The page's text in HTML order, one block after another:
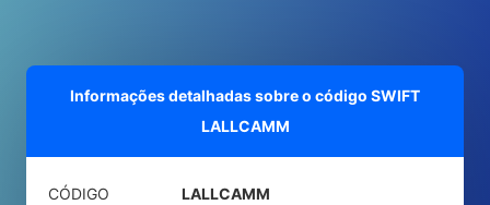
Informações detalhadas sobre o código SWIFT
LALLCAMM
CÓDIGO
LALLCAMM